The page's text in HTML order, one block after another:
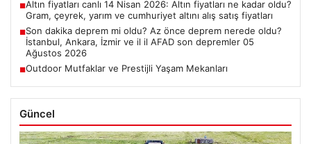
■Altın fiyatları canlı 14 Nisan 2026: Altın fiyatları ne kadar oldu?
Gram, çeyrek, yarım ve cumhuriyet altını alış satış fiyatları
■Son dakika deprem mi oldu? Az önce deprem nerede oldu?
İstanbul, Ankara, İzmir ve il il AFAD son depremler 05
Ağustos 2026
■Outdoor Mutfaklar ve Prestijli Yaşam Mekanları
Güncel